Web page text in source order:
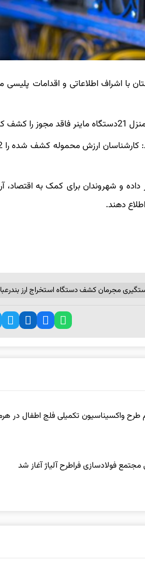
با اشراف اطلاعاتی و اقدامات پلیسی
داده و شهروندان برای کمک به اقتصاد،
مجرمان کشف دستگاه استخراج ارز
طرح واکسیناسیون تکمیلی فلج اطفال در
مجتمع فولادسازی فراطرح آلیاژ آغاز شد